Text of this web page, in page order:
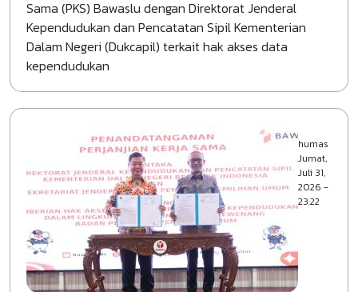
Sama (PKS) Bawaslu dengan Direktorat Jenderal
Kependudukan dan Pencatatan Sipil Kementerian
Dalam Negeri (Dukcapil) terkait hak akses data
kependudukan
humas
Jumat,
Juli 31,
2026 -
23:22